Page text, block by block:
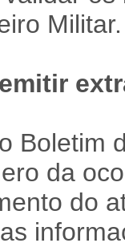
Militar.
Boletim
da
do